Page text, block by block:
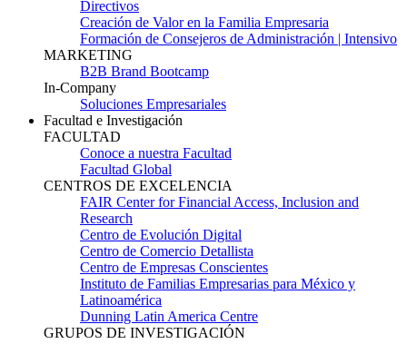
Directivos
Creación de Valor en la Familia Empresaria
Formación de Consejeros de Administración | Intensivo
MARKETING
B2B Brand Bootcamp
In-Company
Soluciones Empresariales
Facultad e Investigación
FACULTAD
Conoce a nuestra Facultad
Facultad Global
CENTROS DE EXCELENCIA
FAIR Center for Financial Access, Inclusion and
Research
Centro de Evolución Digital
Centro de Comercio Detallista
Centro de Empresas Conscientes
Instituto de Familias Empresarias para México y
Latinoamérica
Dunning Latin America Centre
GRUPOS DE INVESTIGACIÓN